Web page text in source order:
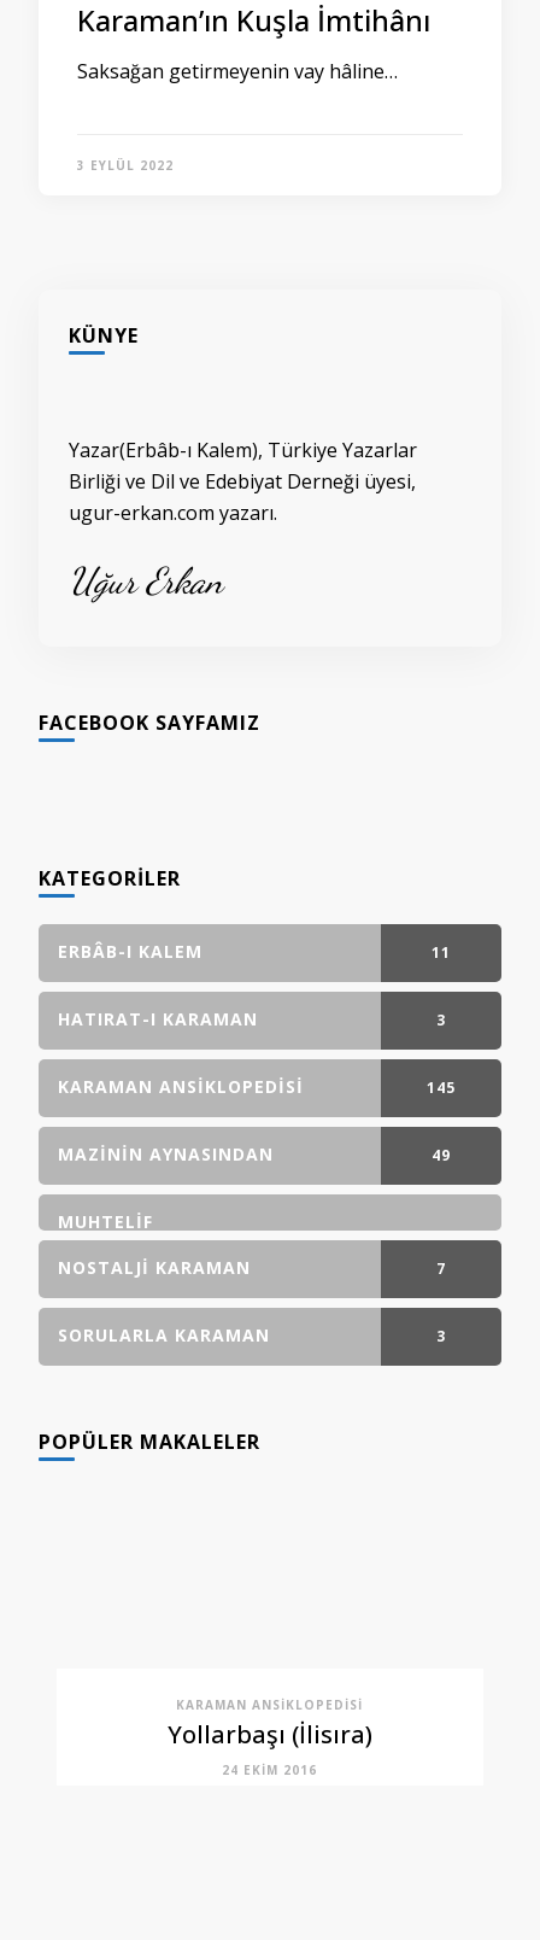
Karaman’ın Kuşla İmtihânı
Saksağan getirmeyenin vay hâline…
3 EYLÜL 2022
KÜNYE
Yazar(Erbâb-ı Kalem), Türkiye Yazarlar
Birliği ve Dil ve Edebiyat Derneği üyesi,
ugur-erkan.com yazarı.
Uğur Erkan
FACEBOOK SAYFAMIZ
KATEGORILER
ERBÂB-I KALEM 11
GÖNDERI(LER)
HATIRAT-I KARAMAN 3
GÖNDERI(LER)
KARAMAN ANSIKLOPEDISI 145
GÖNDERI(LER)
MAZININ AYNASINDAN 49
MUHTELIF
NOSTALJI KARAMAN
7
GÖNDERI(LER)
SORULARLA KARAMAN 3
POPÜLER MAKALELER
KARAMAN ANSIKLOPEDISI
Yollarbaşı (İlisıra)
24 EKIM 2016